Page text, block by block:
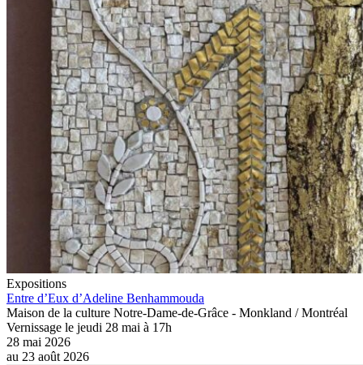
Expositions
Entre d’Eux d’Adeline Benhammouda
Maison de la culture Notre-Dame-de-Grâce - Monkland / Montréal
Vernissage le jeudi 28 mai à 17h
28 mai 2026
au 23 août 2026